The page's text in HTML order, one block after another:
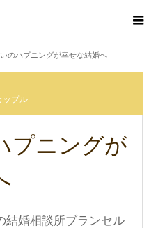
のハプニングが幸せな結婚へ
ップル
プニングが
結婚相談所ブランセル